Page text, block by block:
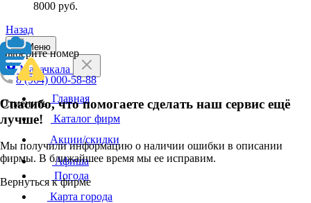
8000 руб.
Назад
Выберите номер
8 (964) 000-58-88
Отменить
Спасибо, что помогаете сделать наш сервис ещё
лучше!
Мы получили информацию о наличии ошибки в описании
фирмы. В ближайшее время мы ее исправим.
Вернуться к фирме
Меню
Махачкала
Главная
Каталог фирм
Акции/скидки
Афиша
Погода
Карта города